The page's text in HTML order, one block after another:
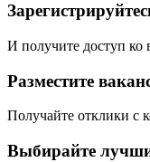
И получите доступ ко
Разместите
Получайте отклики с
Выбирайте